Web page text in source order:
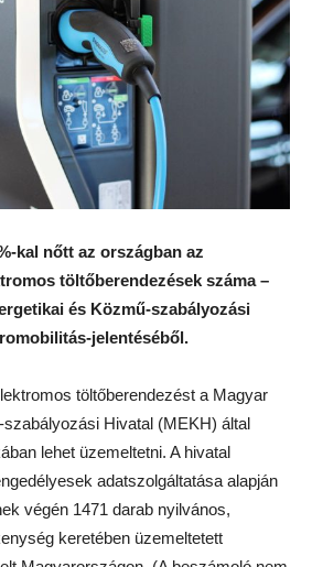
kal nőtt az országban az
töltőberendezések száma –
és Közmű-szabályozási
jelentéséből.
töltőberendezést a Magyar
Hivatal (MEKH) által
lehet üzemeltetni. A hivatal
adatszolgáltatása alapján
végén 1471 darab nyilvános,
keretében üzemeltetett